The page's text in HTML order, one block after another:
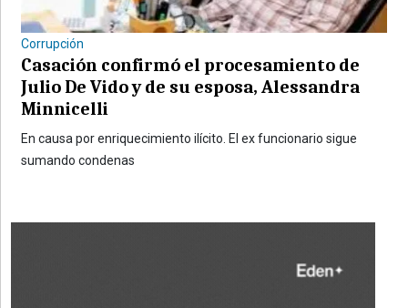
Corrupción
Casación confirmó el procesamiento de
Julio De Vido y de su esposa, Alessandra
Minnicelli
En causa por enriquecimiento ilícito. El ex funcionario sigue
sumando condenas